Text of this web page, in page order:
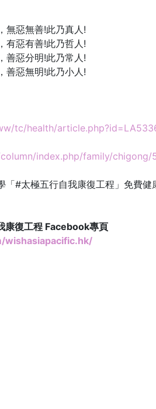
無惡無善!此乃真人!
有惡有善!此乃哲人!
善惡分明!此乃常人!
善惡無明!此乃小人!
tc/health/
index.php/family/chigong/
#太極五行自我康復工程」免費健
康復工程 Facebook專頁